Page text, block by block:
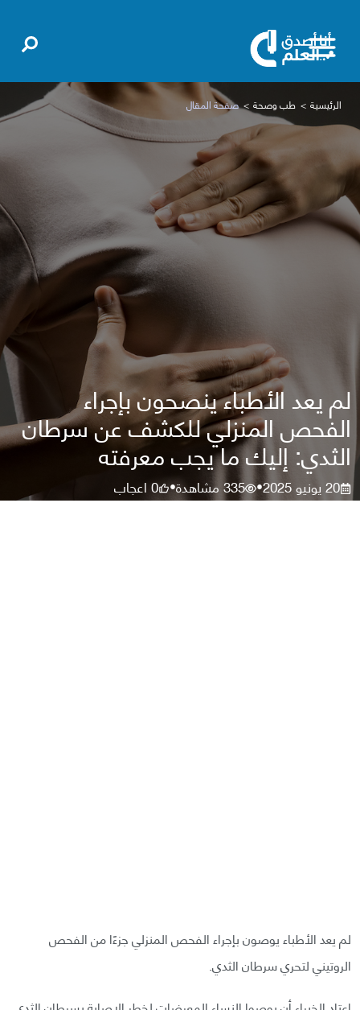
الرئيسية طب وصحة صفحة المقال
لم يعد الأطباء ينصحون بإجراء
الفحص المنزلي للكشف عن سرطان
الثدي: إليك ما يجب معرفته
20 يونيو 2025 •
335مشاهدة•
0اعجاب
لم يعد الأطباء يوصون بإجراء الفحص المنزلي جزءًا من الفحص
الروتيني لتحري سرطان الثدي.